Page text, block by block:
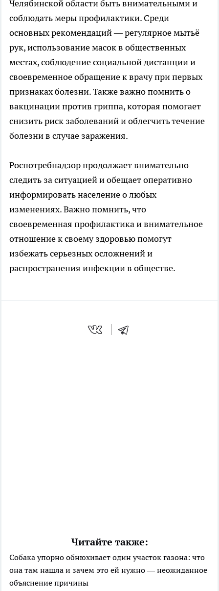
Челябинской области быть внимательными и
соблюдать меры профилактики. Среди
основных рекомендаций — регулярное мытьё
рук, использование масок в общественных
местах, соблюдение социальной дистанции и
своевременное обращение к врачу при первых
признаках болезни. Также важно помнить о
вакцинации против гриппа, которая помогает
снизить риск заболеваний и облегчить течение
болезни в случае заражения.
Роспотребнадзор продолжает внимательно
следить за ситуацией и обещает оперативно
информировать население о любых
изменениях. Важно помнить, что
своевременная профилактика и внимательное
отношение к своему здоровью помогут
избежать серьезных осложнений и
распространения инфекции в обществе.
Читайте также:
Собака упорно обнюхивает один участок газона: что
она там нашла и зачем это ей нужно — неожиданное
объяснение причины